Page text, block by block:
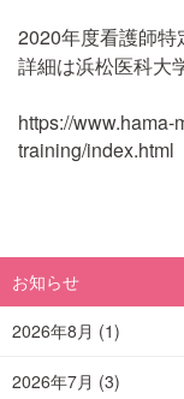
2020年度看護師特
詳細は浜松医科大
https://
training/index.html
お知らせ
2026年8月 (1)
2026年7月 (3)